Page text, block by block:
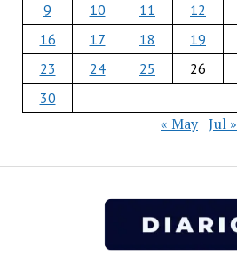
9
10 11 12
16
17 18 19
23
24 25 26
30
« May Jul »